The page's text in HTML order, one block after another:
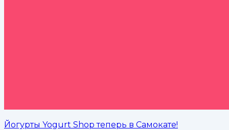
Йогурты Yogurt Shop теперь в Самокате!